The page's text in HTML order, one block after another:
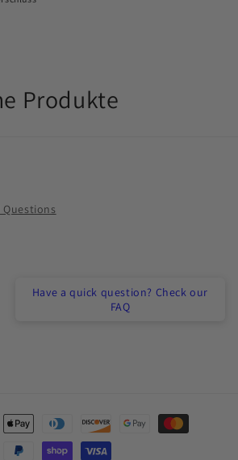
Have a quick question? Check our
FAQ
Produkte